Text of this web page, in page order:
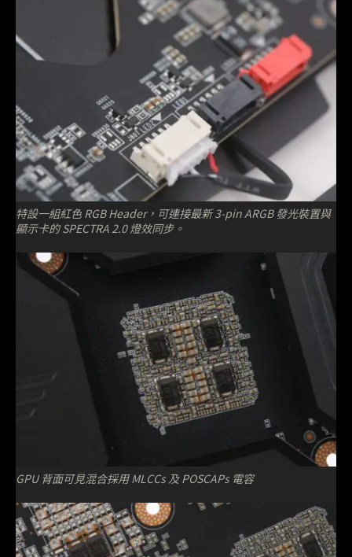
特設一組紅色 RGB Header，可連接最新 3-pin ARGB 發光裝置與
顯示卡的 SPECTRA 2.0 燈效同步。
GPU 背面可見混合採用 MLCCs 及 POSCAPs 電容